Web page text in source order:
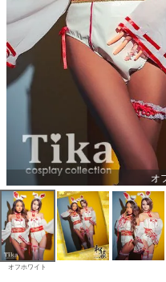
オ
オフホワイト